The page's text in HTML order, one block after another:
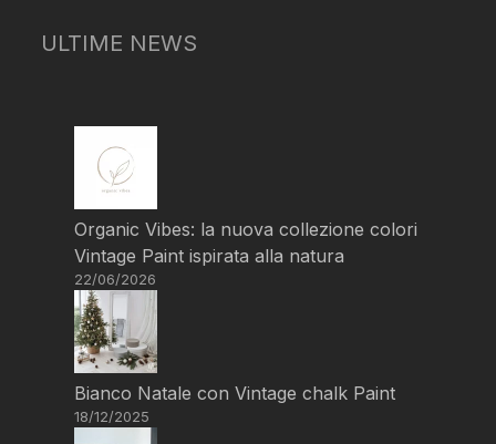
ULTIME NEWS
Organic Vibes: la nuova collezione colori
Vintage Paint ispirata alla natura
22/06/2026
Bianco Natale con Vintage chalk Paint
18/12/2025